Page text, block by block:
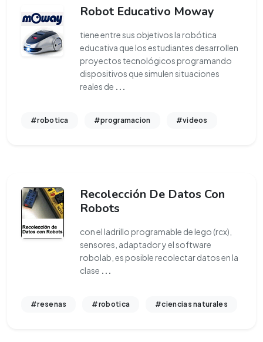
Robot Educativo Moway
tiene entre sus objetivos la robótica
educativa que los estudiantes desarrollen
proyectos tecnológicos programando
dispositivos que simulen situaciones
reales de ...
#robotica #programacion #videos
Recolección De Datos Con
Robots
con el ladrillo programable de lego (rcx),
sensores, adaptador y el software
robolab, es posible recolectar datos en la
clase ...
#resenas #robotica #ciencias naturales